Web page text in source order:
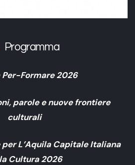
Programma
Per-Formare 2026
parole e nuove frontiere
culturali
L’Aquila Capitale Italiana
Cultura 2026